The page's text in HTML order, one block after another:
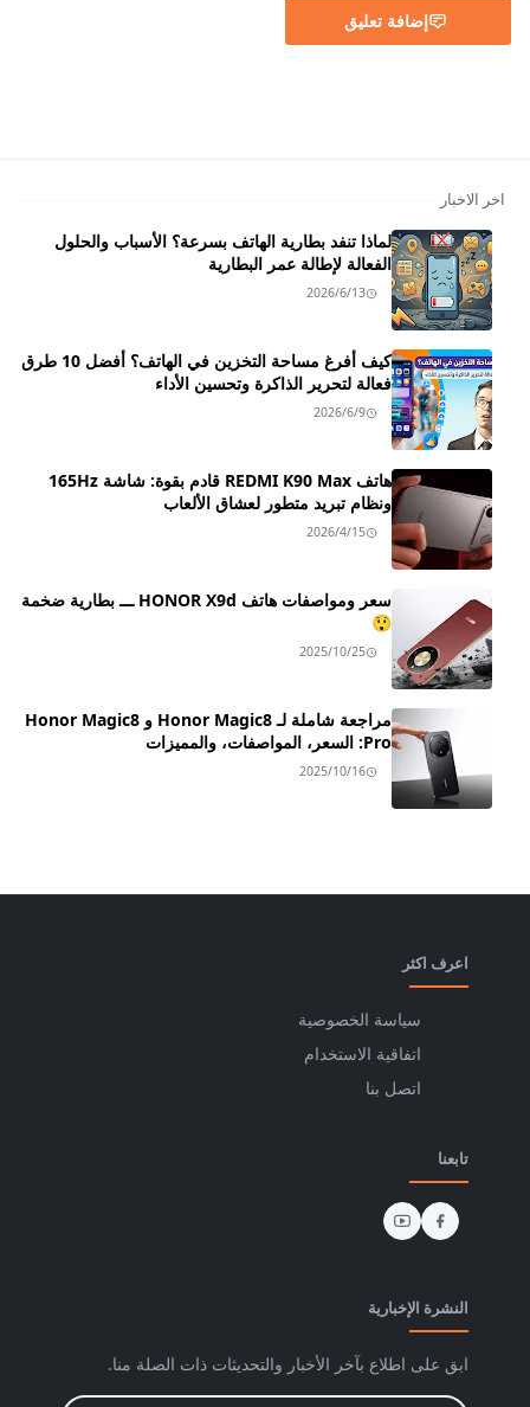
إضافة تعليق
اخر الاخبار
لماذا تنفد بطارية الهاتف بسرعة؟ الأسباب والحلول
الفعالة لإطالة عمر البطارية
2026/6/13
كيف أفرغ مساحة التخزين في الهاتف؟ أفضل 10 طرق
فعالة لتحرير الذاكرة وتحسين الأداء
2026/6/9
هاتف REDMI K90 Max قادم بقوة: شاشة 165Hz
ونظام تبريد متطور لعشاق الألعاب
2026/4/15
سعر ومواصفات هاتف HONOR X9d ـــ بطارية ضخمة
😲
2025/10/25
مراجعة شاملة لـ Honor Magic8 و Honor Magic8
Pro: السعر، المواصفات، والمميزات
2025/10/16
اعرف اكثر
سياسة الخصوصية
اتفاقية الاستخدام
اتصل بنا
تابعنا
النشرة الإخبارية
ابق على اطلاع بآخر الأخبار والتحديثات ذات الصلة منا.